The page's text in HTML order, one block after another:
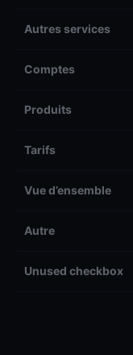
Autres services
Comptes
Produits
Tarifs
Vue d’ensemble
Autre
Unused checkbox